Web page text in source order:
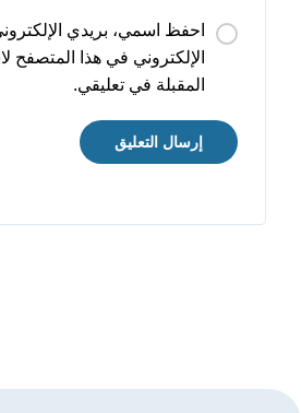
احفظ اسمي، بريدي
الإلكتروني في هذا المتصفح
المقبلة في تعليقي.
إرسال التعليق